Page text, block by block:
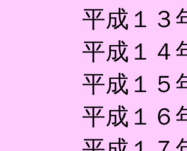
平成１３
平成１４
平成１５
平成１６